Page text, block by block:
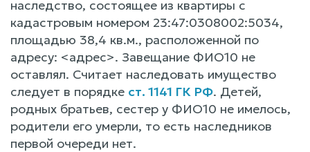
наследство, состоящее из квартиры с
кадастровым номером 23:47:0308002:5034,
площадью 38,4 кв.м., расположенной по
адресу: <адрес>. Завещание ФИО10 не
оставлял. Считает наследовать имущество
следует в порядке ст. 1141 ГК РФ. Детей,
родных братьев, сестер у ФИО10 не имелось,
родители его умерли, то есть наследников
первой очереди нет.